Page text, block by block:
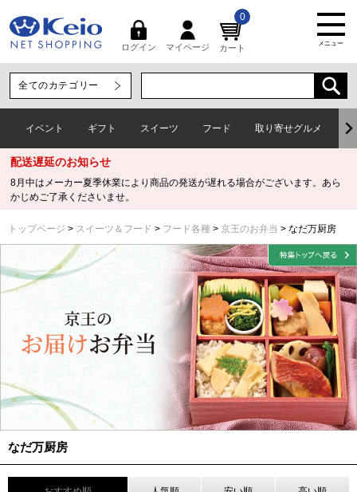
ログイン マイページ カート
0
メニュー
イベント ギフト スイーツ フード 取り寄せグルメ
配送遅延のお知らせ
8月中はメーカー夏季休業により商品の発送が遅れる場合がございます。あら
かじめご了承くださいませ。
トップページ スイーツ＆フード フード各種 京王のお弁当 なだ万厨房
なだ万厨房